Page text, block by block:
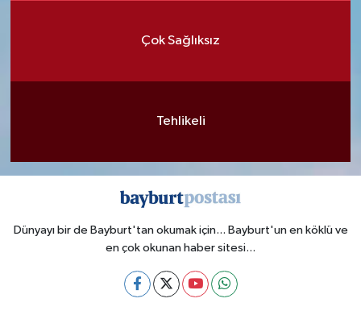
Çok Sağlıksız
Tehlikeli
Dünyayı bir de Bayburt'tan okumak için... Bayburt'un en köklü ve
en çok okunan haber sitesi...